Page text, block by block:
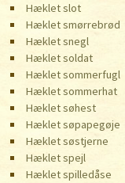
Hæklet slot
Hæklet smørrebrød
Hæklet snegl
Hæklet soldat
Hæklet sommerfugl
Hæklet sommerhat
Hæklet søhest
Hæklet søpapegøje
Hæklet søstjerne
Hæklet spejl
Hæklet spilledåse